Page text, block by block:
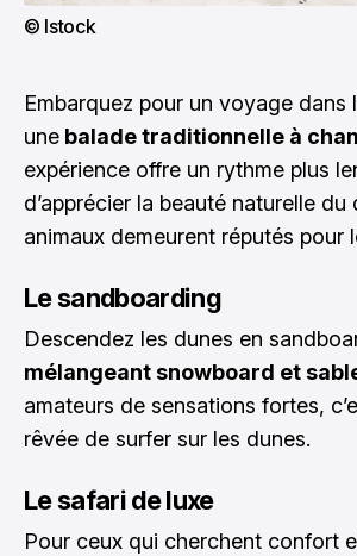
© Istock
Embarquez pour un voyage dans
une balade traditionnelle à
expérience offre un rythme plus
d’apprécier la beauté naturelle du
animaux demeurent réputés pour
Le sandboarding
Descendez les dunes en
mélangeant snowboard et
amateurs de sensations fortes,
rêvée de surfer sur les dunes.
Le safari de luxe
Pour ceux qui cherchent confort